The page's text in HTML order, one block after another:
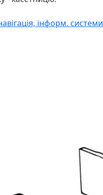
інформ. системи